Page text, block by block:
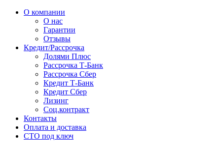
О компании
О нас
Гарантии
Отзывы
Кредит/Рассрочка
Долями Плюс
Рассрочка Т-Банк
Рассрочка Сбер
Кредит Т-Банк
Кредит Сбер
Лизинг
Соц.контракт
Контакты
Оплата и доставка
СТО под ключ